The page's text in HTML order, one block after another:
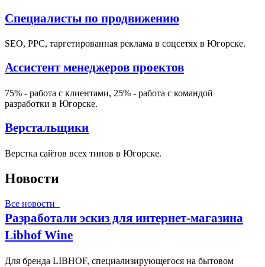
Специалисты по продвижению
SEO, PPC, таргетированная реклама в соцсетях в Югорске.
Ассистент менеджеров проектов
75% - работа с клиентами, 25% - работа с командой
разработки в Югорске.
Верстальщики
Верстка сайтов всех типов в Югорске.
Новости
Все новости
Разработали эскиз для интернет-магазина
Libhof Wine
Для бренда LIBHOF, специализирующегося на бытовом